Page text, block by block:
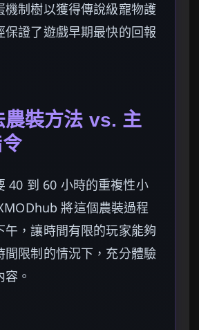
機制樹以獲得傳說級寵物護
保證了遊戲早期最快的回報
農裝方法 vs. 主
40 到 60 小時的重複性小
將這個農裝過程
午，讓時間有限的玩家能夠
間限制的情況下，充分體驗
。